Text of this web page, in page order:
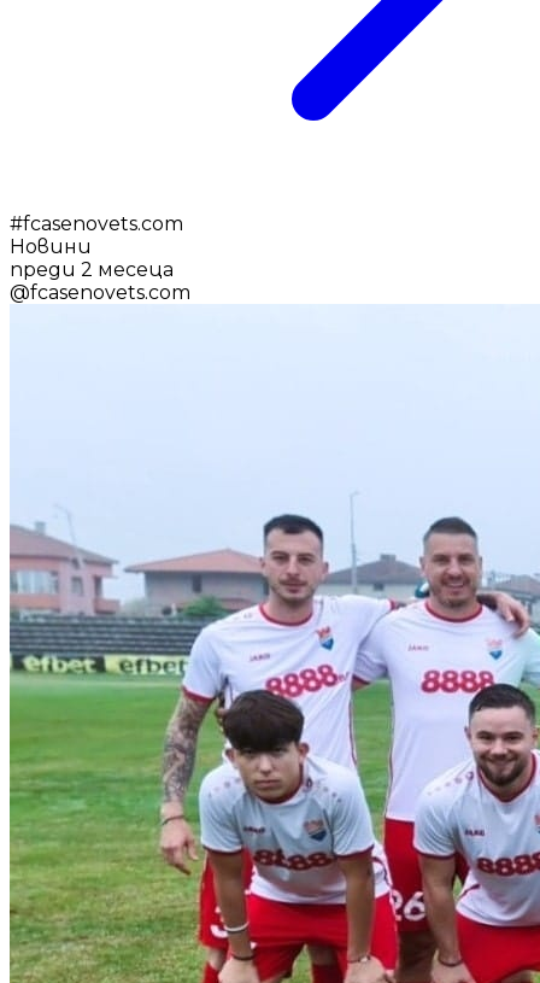
#fcasenovets.com
Новини
преди 2 месеца
@fcasenovets.com